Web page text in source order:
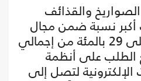
والقذائف
أكبر نسبة ضمن مجال
التصدير، مستحوذةً على 29 بالمئة من إجمالي
الطلب على أنظمة
لتصل إلى